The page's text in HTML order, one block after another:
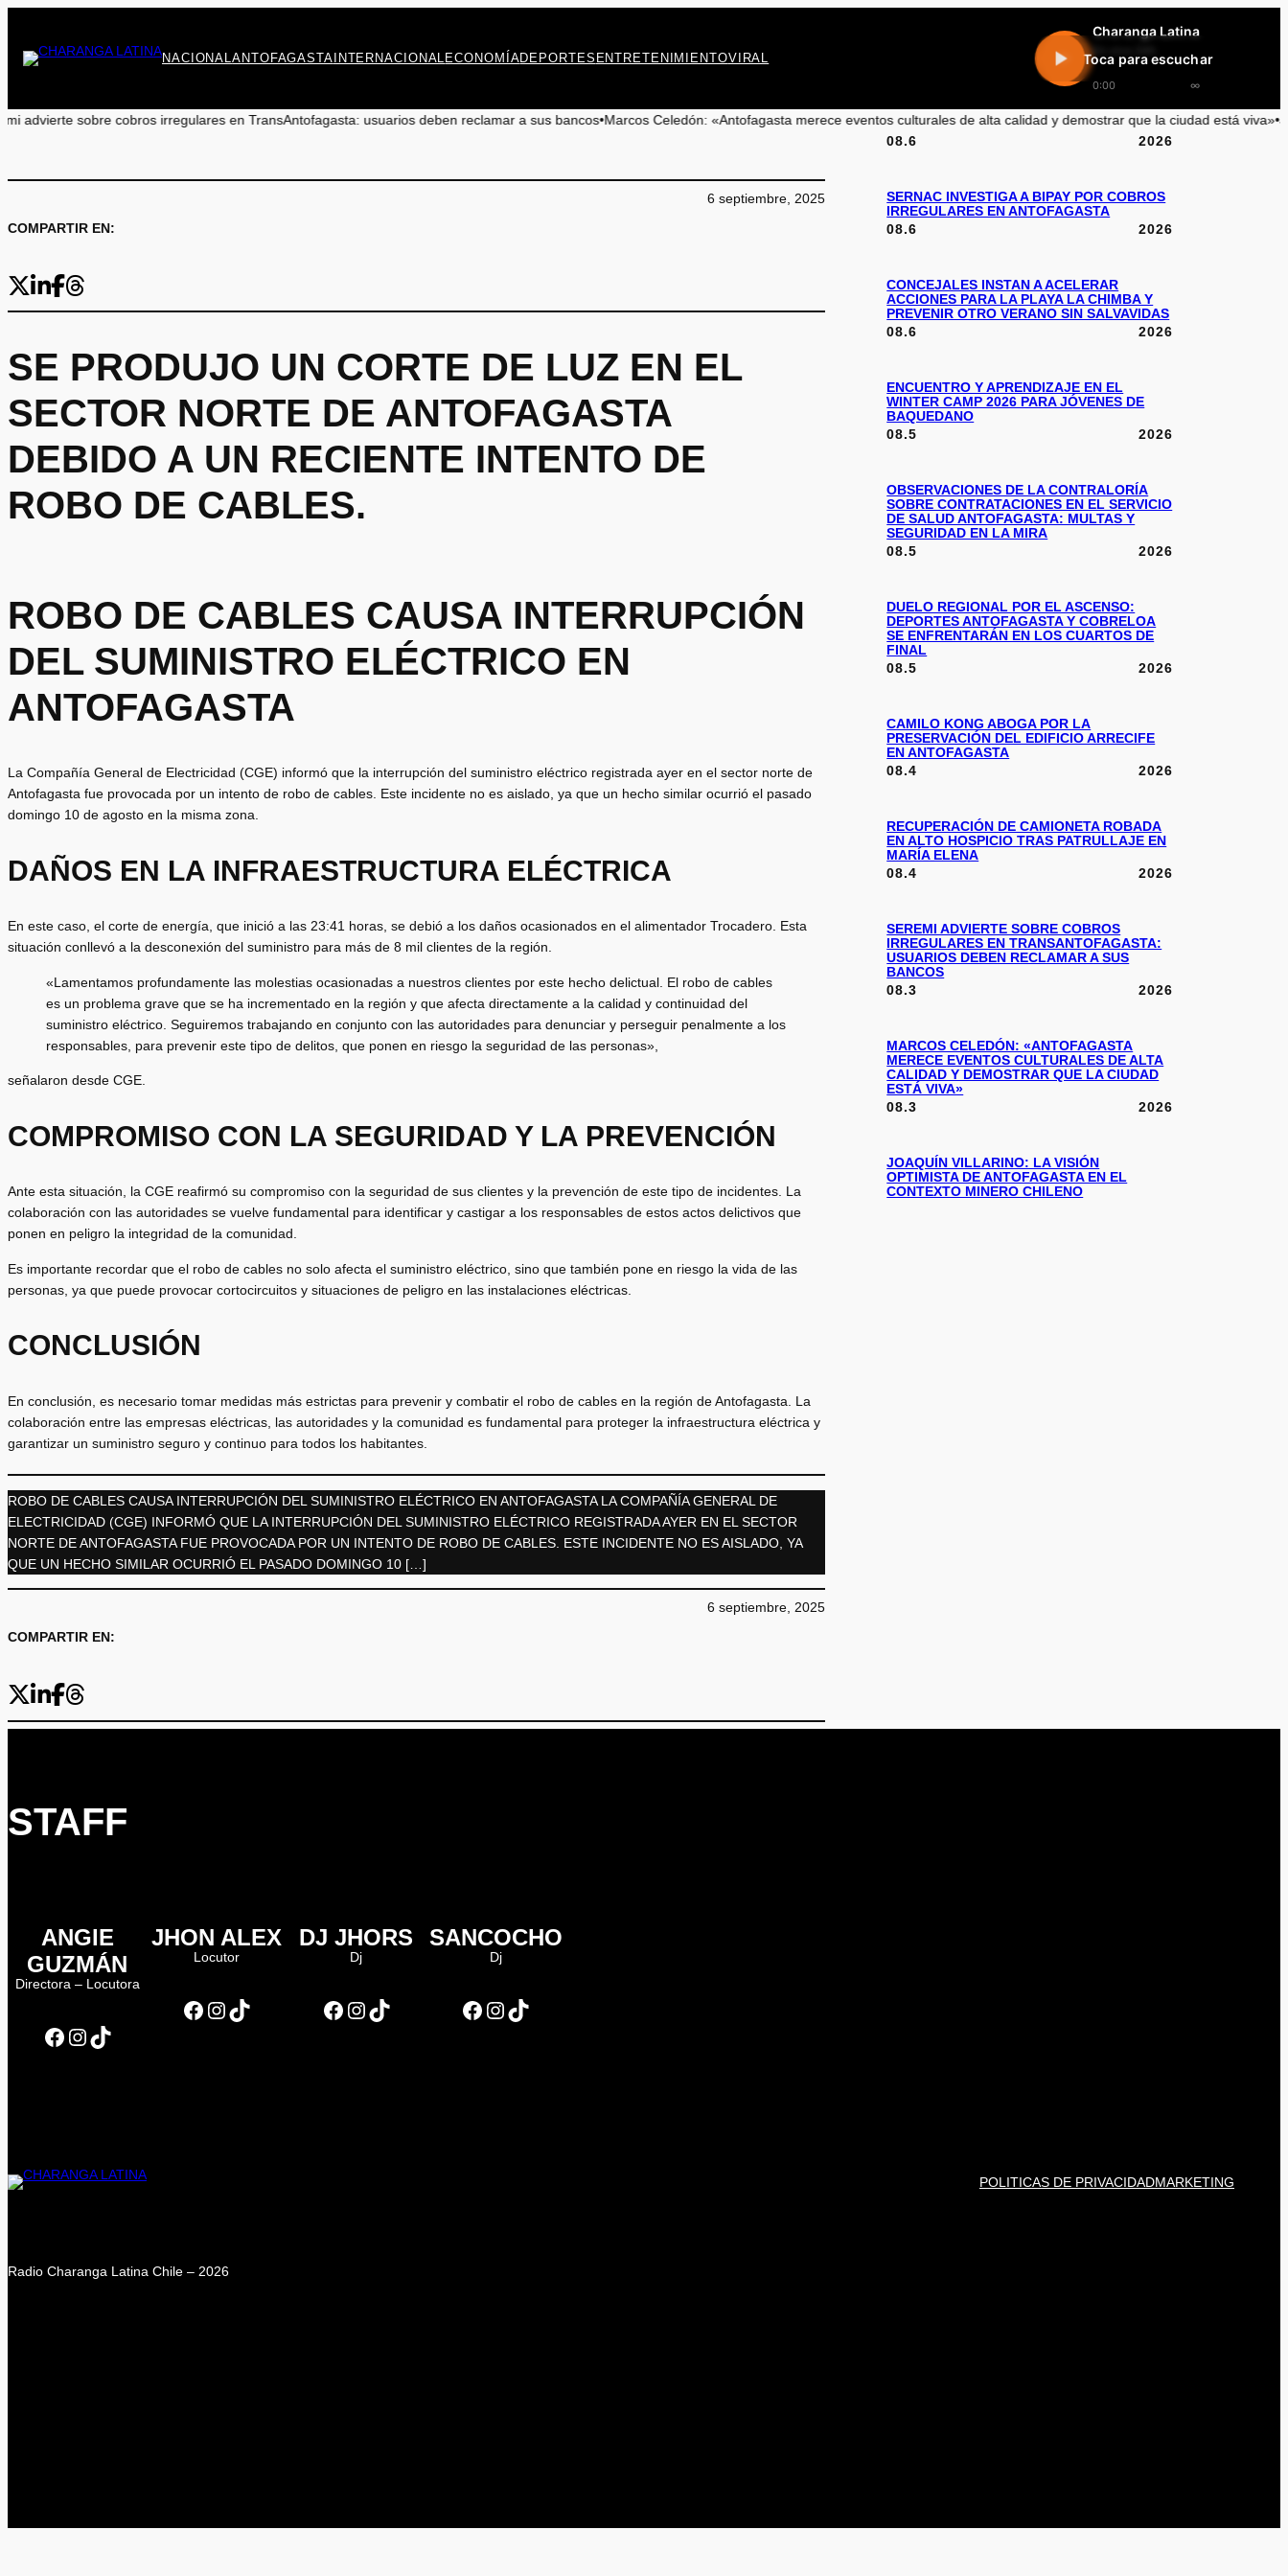
contenido
NACIONALANTOFAGASTA INTERNACIONAL ECONOMÍADEPORTES ENTRETENIMIENTOVIRAL
Charanga Latina
En vivo 24h
0:00 ∞
Toca para escuchar
irregulares en TransAntofagasta: usuarios deben reclamar a sus bancos•Marcos Celedón: «Antofagasta merece eventos culturales de alta calidad y demostrar que la ciudad está viva»• Joaquín Villarino:
COMPARTIR EN:
6 septiembre, 2025
SE PRODUJO UN CORTE DE LUZ EN EL
SECTOR NORTE DE ANTOFAGASTA
DEBIDO A UN RECIENTE INTENTO DE
ROBO DE CABLES.
ROBO DE CABLES CAUSA INTERRUPCIÓN
DEL SUMINISTRO ELÉCTRICO EN
ANTOFAGASTA
La Compañía General de Electricidad (CGE) informó que la interrupción del suministro eléctrico registrada ayer en el sector norte de
Antofagasta fue provocada por un intento de robo de cables. Este incidente no es aislado, ya que un hecho similar ocurrió el pasado
domingo 10 de agosto en la misma zona.
DAÑOS EN LA INFRAESTRUCTURA ELÉCTRICA
En este caso, el corte de energía, que inició a las 23:41 horas, se debió a los daños ocasionados en el alimentador Trocadero. Esta
situación conllevó a la desconexión del suministro para más de 8 mil clientes de la región.
«Lamentamos profundamente las molestias ocasionadas a nuestros clientes por este hecho delictual. El robo de cables
es un problema grave que se ha incrementado en la región y que afecta directamente a la calidad y continuidad del
suministro eléctrico. Seguiremos trabajando en conjunto con las autoridades para denunciar y perseguir penalmente a los
responsables, para prevenir este tipo de delitos, que ponen en riesgo la seguridad de las personas»,
señalaron desde CGE.
COMPROMISO CON LA SEGURIDAD Y LA PREVENCIÓN
Ante esta situación, la CGE reafirmó su compromiso con la seguridad de sus clientes y la prevención de este tipo de incidentes. La
colaboración con las autoridades se vuelve fundamental para identificar y castigar a los responsables de estos actos delictivos que
ponen en peligro la integridad de la comunidad.
Es importante recordar que el robo de cables no solo afecta el suministro eléctrico, sino que también pone en riesgo la vida de las
personas, ya que puede provocar cortocircuitos y situaciones de peligro en las instalaciones eléctricas.
CONCLUSIÓN
En conclusión, es necesario tomar medidas más estrictas para prevenir y combatir el robo de cables en la región de Antofagasta. La
colaboración entre las empresas eléctricas, las autoridades y la comunidad es fundamental para proteger la infraestructura eléctrica y
garantizar un suministro seguro y continuo para todos los habitantes.
ROBO DE CABLES CAUSA INTERRUPCIÓN DEL SUMINISTRO ELÉCTRICO EN ANTOFAGASTA LA COMPAÑÍA GENERAL DE
ELECTRICIDAD (CGE) INFORMÓ QUE LA INTERRUPCIÓN DEL SUMINISTRO ELÉCTRICO REGISTRADA AYER EN EL SECTOR
NORTE DE ANTOFAGASTA FUE PROVOCADA POR UN INTENTO DE ROBO DE CABLES. ESTE INCIDENTE NO ES AISLADO, YA
QUE UN HECHO SIMILAR OCURRIÓ EL PASADO DOMINGO 10 […]
COMPARTIR EN:
6 septiembre, 2025
08.6 2026
SERNAC INVESTIGA A BIPAY POR COBROS
IRREGULARES EN ANTOFAGASTA
08.6
2026
CONCEJALES INSTAN A ACELERAR
ACCIONES PARA LA PLAYA LA CHIMBA Y
PREVENIR OTRO VERANO SIN SALVAVIDAS
08.6
2026
ENCUENTRO Y APRENDIZAJE EN EL
WINTER CAMP 2026 PARA JÓVENES DE
BAQUEDANO
08.5
2026
OBSERVACIONES DE LA CONTRALORÍA
SOBRE CONTRATACIONES EN EL SERVICIO
DE SALUD ANTOFAGASTA: MULTAS Y
SEGURIDAD EN LA MIRA
08.5
2026
DUELO REGIONAL POR EL ASCENSO:
DEPORTES ANTOFAGASTA Y COBRELOA
SE ENFRENTARÁN EN LOS CUARTOS DE
FINAL
08.5
2026
CAMILO KONG ABOGA POR LA
PRESERVACIÓN DEL EDIFICIO ARRECIFE
EN ANTOFAGASTA
08.4
2026
RECUPERACIÓN DE CAMIONETA ROBADA
EN ALTO HOSPICIO TRAS PATRULLAJE EN
MARÍA ELENA
08.4
2026
SEREMI ADVIERTE SOBRE COBROS
IRREGULARES EN TRANSANTOFAGASTA:
USUARIOS DEBEN RECLAMAR A SUS
BANCOS
08.3
2026
MARCOS CELEDÓN: «ANTOFAGASTA
MERECE EVENTOS CULTURALES DE ALTA
CALIDAD Y DEMOSTRAR QUE LA CIUDAD
ESTÁ VIVA»
08.3
2026
JOAQUÍN VILLARINO: LA VISIÓN
OPTIMISTA DE ANTOFAGASTA EN EL
CONTEXTO MINERO CHILENO
STAFF
ANGIE
GUZMÁN
Directora – Locutora
Facebook Instagram TikTok
JHON ALEX
Locutor
Facebook Instagram TikTok
DJ JHORS
Dj
Facebook Instagram TikTok
SANCOCHO
Dj
Facebook Instagram TikTok
POLITICAS DE PRIVACIDADMARKETING
Radio Charanga Latina Chile – 2026